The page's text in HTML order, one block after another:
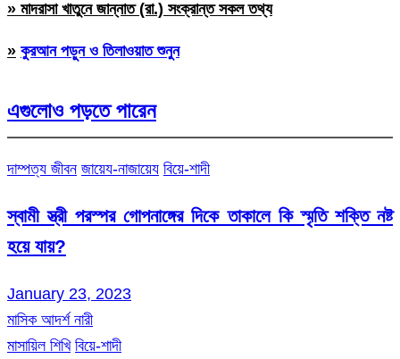
» মাদরাসা খাতুনে জান্নাত (রা.) সংক্রান্ত সকল তথ্য
» কুরআন পড়ুন ও তিলাওয়াত শুনুন
এগুলোও পড়তে পারেন
দাম্পত্য জীবন জায়েয-নাজায়েয বিয়ে-শাদী
স্বামী স্ত্রী পরস্পর গোপনাঙ্গের দিকে তাকালে কি স্মৃতি শক্তি নষ্ট
হয়ে যায়?
January 23, 2023
মাসিক আদর্শ নারী
মাসায়িল শিখি বিয়ে-শাদী